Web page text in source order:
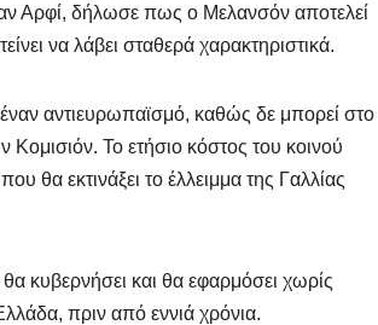
Αρφί, δήλωσε πως ο Μελανσόν αποτελεί
να λάβει σταθερά χαρακτηριστικά.
έναν αντιευρωπαϊσμό, καθώς δε μπορεί στο
Το ετήσιο κόστος του κοινού
θα εκτινάξει το έλλειμμα της Γαλλίας
και θα εφαρμόσει χωρίς
πριν από εννιά χρόνια.